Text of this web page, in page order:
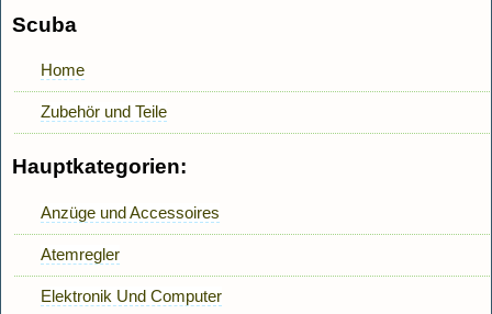
Scuba
Home
Zubehör und Teile
Hauptkategorien:
Anzüge und Accessoires
Atemregler
Elektronik Und Computer